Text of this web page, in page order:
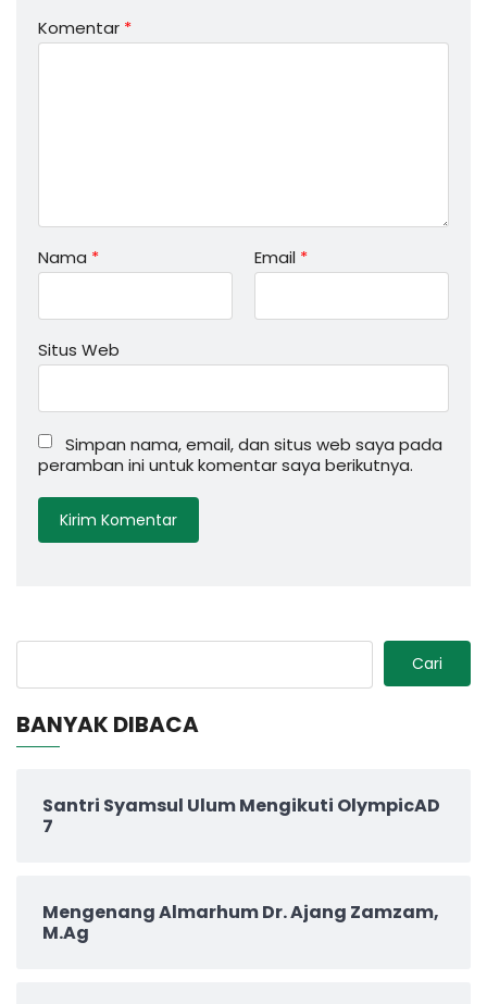
Komentar *
Nama * Email *
Situs Web
Simpan nama, email, dan situs web saya pada
peramban ini untuk komentar saya berikutnya.
Cari
BANYAK DIBACA
Santri Syamsul Ulum Mengikuti OlympicAD
7
Mengenang Almarhum Dr. Ajang Zamzam,
M.Ag